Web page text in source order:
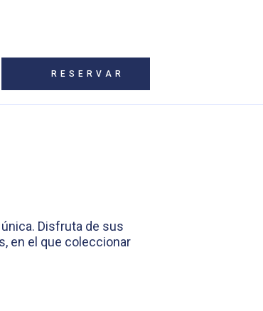
RESERVAR
Disfruta de sus
en el que coleccionar